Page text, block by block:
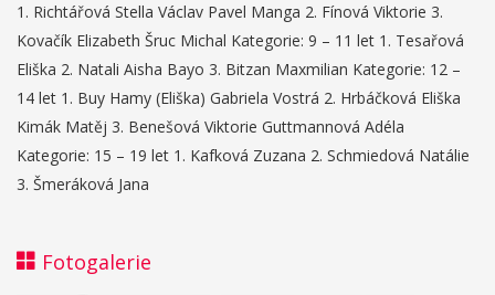
1. Richtářová Stella Václav Pavel Manga 2. Fínová Viktorie 3.
Kovačík Elizabeth Šruc Michal Kategorie: 9 – 11 let 1. Tesařová
Eliška 2. Natali Aisha Bayo 3. Bitzan Maxmilian Kategorie: 12 –
14 let 1. Buy Hamy (Eliška) Gabriela Vostrá 2. Hrbáčková Eliška
Kimák Matěj 3. Benešová Viktorie Guttmannová Adéla
Kategorie: 15 – 19 let 1. Kafková Zuzana 2. Schmiedová Natálie
3. Šmeráková Jana
Fotogalerie